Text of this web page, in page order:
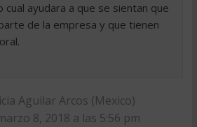
ayudara a que se sientan que
de la empresa y que tienen
Aguilar Arcos (Mexico)
8, 2018 a las 5:56 pm